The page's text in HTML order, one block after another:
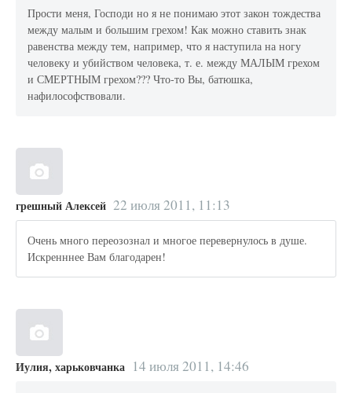
Прости меня, Господи но я не понимаю этот закон тождества
между малым и большим грехом! Как можно ставить знак
равенства между тем, например, что я наступила на ногу
человеку и убийством человека, т. е. между МАЛЫМ грехом
и СМЕРТНЫМ грехом??? Что-то Вы, батюшка,
нафилософствовали.
грешный Алексей 22 июля 2011, 11:13
Очень много переозознал и многое перевернулось в душе.
Искренннее Вам благодарен!
Иулия, харьковчанка 14 июля 2011, 14:46